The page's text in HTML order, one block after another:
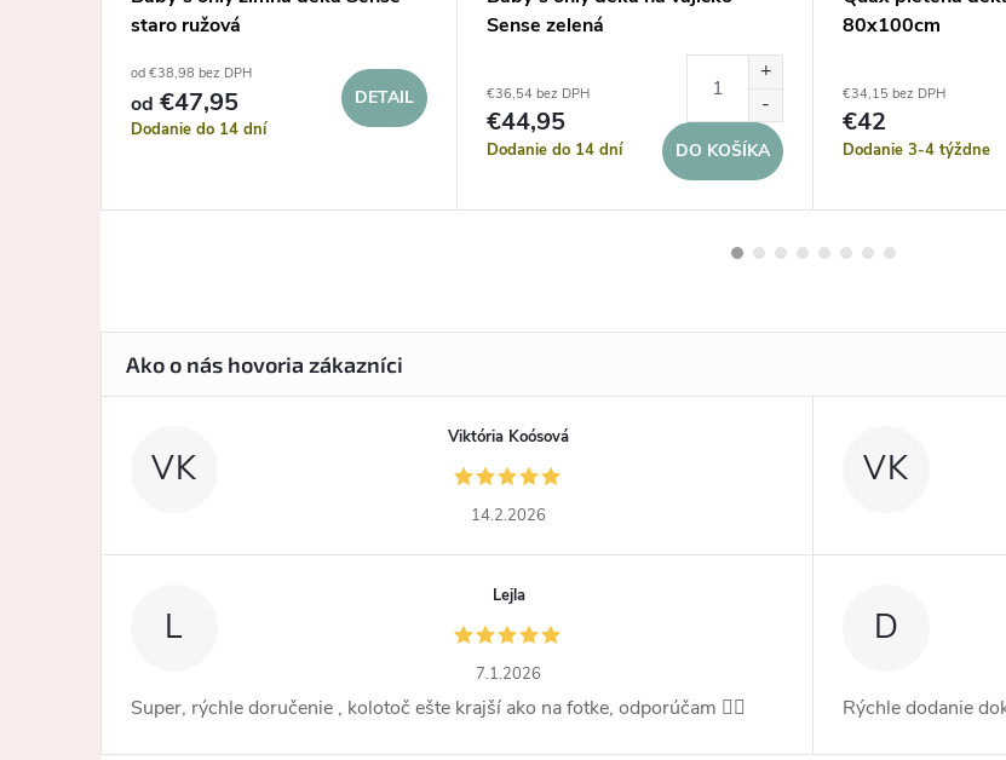
staro ružová
od €38,98 bez DPH
od €47,95
Dodanie do 14 dní
DETAIL
Sense zelená
€36,54 bez DPH
€44,95
Dodanie do 14 dní DO KOŠÍKA
80x100cm
€34,15 bez DPH
€42
Dodanie 3-4 týždne
VK
Viktória Koósová
14.2.2026
VK
L
Lejla
7.1.2026
Super, rýchle doručenie , kolotoč ešte krajší ako na fotke, odporúčam 👍🏻
D
Rýchle dodanie